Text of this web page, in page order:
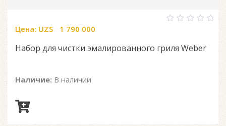
5
Цена: UZS 1 790 000
Набор для чистки эмалированного гриля Weber
Наличие: В наличии